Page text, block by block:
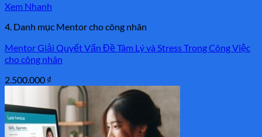
Xem Nhanh
4. Danh mục Mentor cho công nhân
Mentor Giải Quyết Vấn Đề Tâm Lý và Stress Trong Công Việc
cho công nhân
2.500.000 ₫